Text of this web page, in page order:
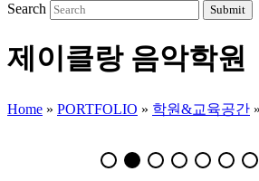
Search Submit
제이클랑 음악학원
Home » PORTFOLIO » 학원&교육공간 »